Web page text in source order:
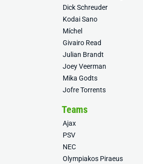
Dick Schreuder
Kodai Sano
Míchel
Givairo Read
Julian Brandt
Joey Veerman
Mika Godts
Jofre Torrents
Teams
Ajax
PSV
NEC
Olympiakos Piraeus